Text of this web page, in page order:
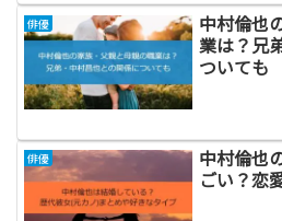
俳優
中村倫也
業は？兄
ついても
俳優
中村倫也
ごい？恋